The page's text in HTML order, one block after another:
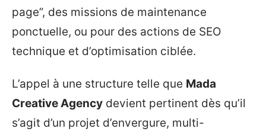
page”, des missions de maintenance
ponctuelle, ou pour des actions de SEO
technique et d’optimisation ciblée.
L’appel à une structure telle que Mada
Creative Agency devient pertinent dès qu’il
s’agit d’un projet d’envergure, multi-